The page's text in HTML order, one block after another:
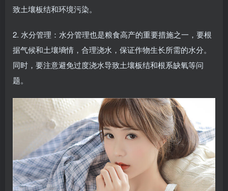
致土壤板结和环境污染。
2. 水分管理：水分管理也是粮食高产的重要措施之一，要根
据气候和土壤墒情，合理浇水，保证作物生长所需的水分。
同时，要注意避免过度浇水导致土壤板结和根系缺氧等问
题。